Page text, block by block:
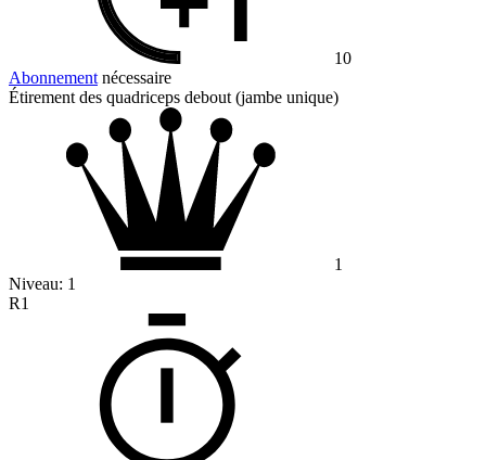
10
Abonnement nécessaire
Étirement des quadriceps debout (jambe unique)
1
Niveau: 1
R1